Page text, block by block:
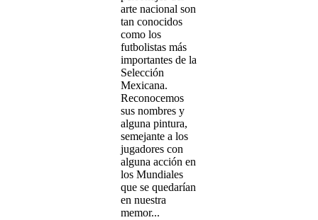
arte nacional son
tan conocidos
como los
futbolistas más
importantes de la
Selección
Mexicana.
Reconocemos
sus nombres y
alguna pintura,
semejante a los
jugadores con
alguna acción en
los Mundiales
que se quedarían
en nuestra
memor...